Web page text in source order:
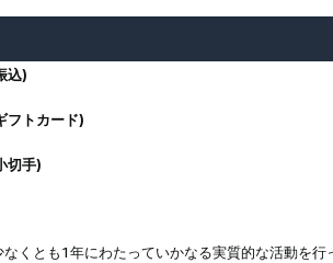
込)
フトカード)
切手)
くとも1年にわたっていかなる実質的な活動を